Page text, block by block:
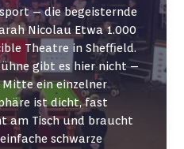
– die begeisternde
Nicolau Etwa 1.000
Theatre in Sheﬃeld.
gibt es hier nicht –
ein einzelner
ist dicht, fast
am Tisch und braucht
schwarze